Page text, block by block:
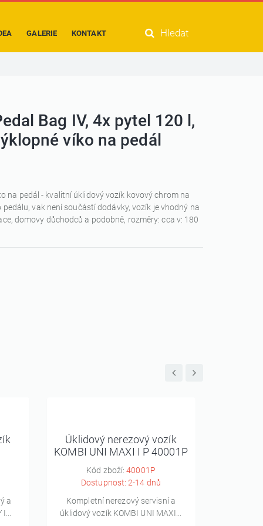
GALERIE KONTAKT Hledat
Bag IV, 4x pytel 120 l,
víko na pedál
na pedál - kvalitní úklidový vozík kovový chrom na
vak není součástí dodávky, vozík je vhodný na
domovy důchodců a podobně, rozměry: cca v: 180
a
Úklidový nerezový vozík
KOMBI UNI MAXI I P 40001P
Kód zboží:40001P
Dostupnost: 2-14 dnů
Kompletní nerezový servisní a
úklidový vozík KOMBI UNI MAXI...